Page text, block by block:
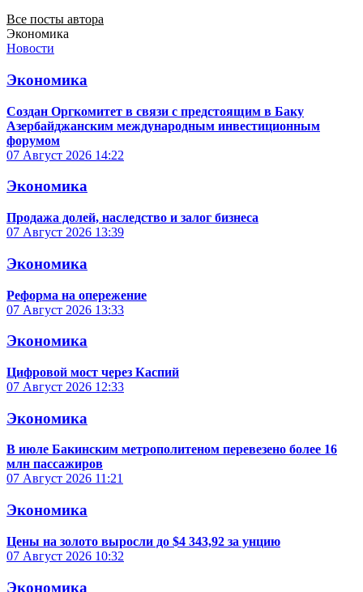
Все посты автора
Экономика
Новости
Экономика
Создан Оргкомитет в связи с предстоящим в Баку
Азербайджанским международным инвестиционным
форумом
07 Август 2026 14:22
Экономика
Продажа долей, наследство и залог бизнеса
07 Август 2026 13:39
Экономика
Реформа на опережение
07 Август 2026 13:33
Экономика
Цифровой мост через Каспий
07 Август 2026 12:33
Экономика
В июле Бакинским метрополитеном перевезено более 16
млн пассажиров
07 Август 2026 11:21
Экономика
Цены на золото выросли до $4 343,92 за унцию
07 Август 2026 10:32
Экономика